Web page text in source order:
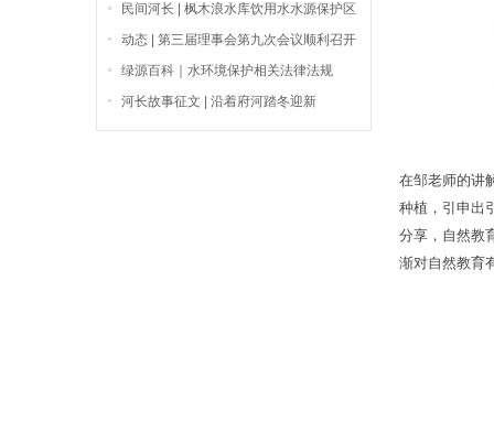
在邹老师的讲
种植，引申出
分享，自然教
渐对自然教育
民间河长 | 枫木浪水库饮用水水源保护区
正在发生一些事情
动态 | 第三届理事会第九次会议顺利召开
绿源百科｜水环境保护相关法律法规
河长故事征文 | 沿着府河踏冬迎新